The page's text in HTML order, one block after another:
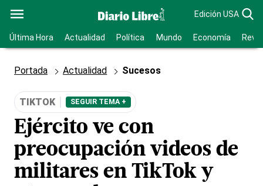
Edición USA
Última Hora Actualidad Política Mundo Economía
Portada Actualidad Sucesos
TIKTOK SEGUIR TEMA +
Ejército ve con
preocupación videos de
militares en TikTok y